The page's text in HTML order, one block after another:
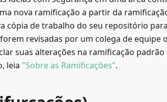
nova ramificação a partir da
cópia de trabalho do seu repositório
revisadas por um colega de equipe
suas alterações na ramificação
leia "Sobre as Ramificações".